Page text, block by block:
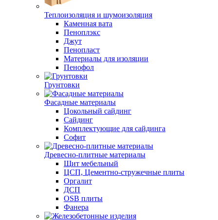
Теплоизоляция и шумоизоляция
Каменная вата
Пеноплэкс
Джут
Пенопласт
Материалы для изоляции
Пенофол
Грунтовки
Фасадные материалы
Цокольный сайдинг
Сайдинг
Комплектующие для сайдинга
Софит
Древесно-плитные материалы
Щит мебельный
ЦСП, Цементно-стружечные плиты
Оргалит
ДСП
OSB плиты
Фанера